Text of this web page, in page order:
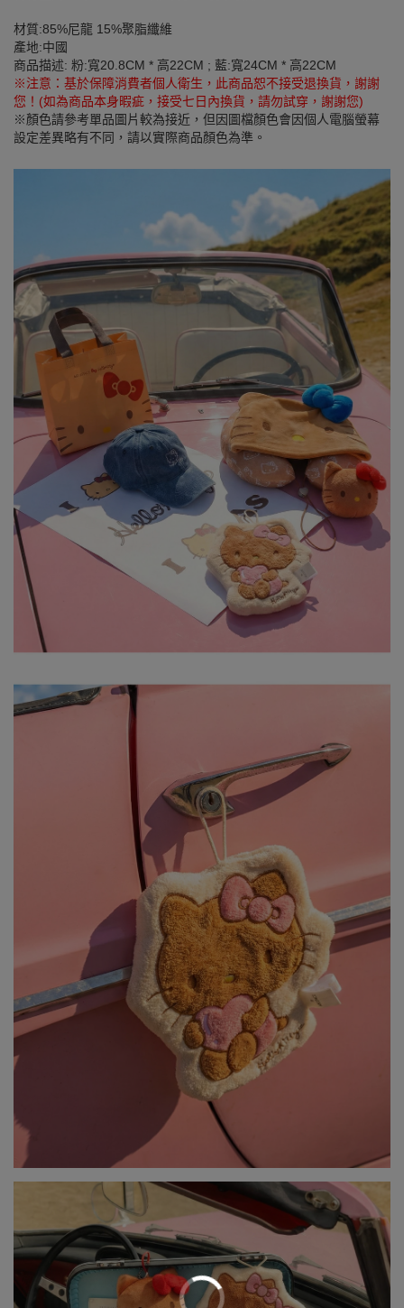
SEE MORE
材質:85%尼龍 15%聚脂纖維
產地:中國
商品描述: 粉:寬20.8CM * 高22CM ; 藍:寬24CM * 高22CM
※注意：基於保障消費者個人衛生，此商品恕不接受退換貨，謝謝
您！(如為商品本身暇疵，接受七日內換貨，請勿試穿，謝謝您)
※顏色請參考單品圖片較為接近，但因圖檔顏色會因個人電腦螢幕
設定差異略有不同，請以實際商品顏色為準。